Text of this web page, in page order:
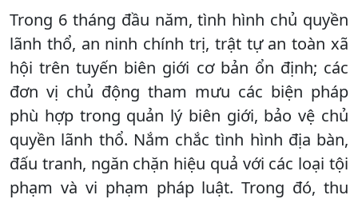
Trong 6 tháng đầu năm, tình hình chủ quyền
lãnh thổ, an ninh chính trị, trật tự an toàn xã
hội trên tuyến biên giới cơ bản ổn định; các
đơn vị chủ động tham mưu các biện pháp
phù hợp trong quản lý biên giới, bảo vệ chủ
quyền lãnh thổ. Nắm chắc tình hình địa bàn,
đấu tranh, ngăn chặn hiệu quả với các loại tội
phạm và vi phạm pháp luật. Trong đó, thu